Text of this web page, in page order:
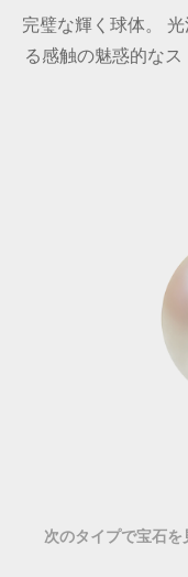
完璧な輝く球体。
る感触の魅惑的な
次のタイプで宝石を